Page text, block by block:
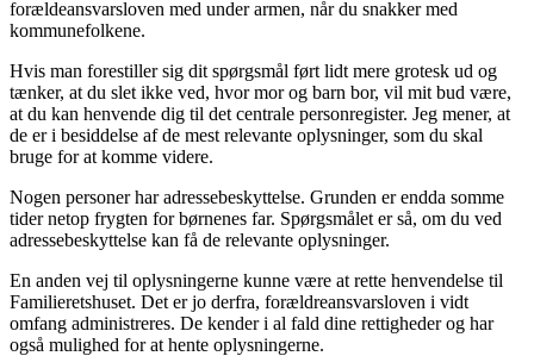
forældeansvarsloven med under armen, når du snakker med
kommunefolkene.
Hvis man forestiller sig dit spørgsmål ført lidt mere grotesk ud og
tænker, at du slet ikke ved, hvor mor og barn bor, vil mit bud være,
at du kan henvende dig til det centrale personregister. Jeg mener, at
de er i besiddelse af de mest relevante oplysninger, som du skal
bruge for at komme videre.
Nogen personer har adressebeskyttelse. Grunden er endda somme
tider netop frygten for børnenes far. Spørgsmålet er så, om du ved
adressebeskyttelse kan få de relevante oplysninger.
En anden vej til oplysningerne kunne være at rette henvendelse til
Familieretshuset. Det er jo derfra, forældreansvarsloven i vidt
omfang administreres. De kender i al fald dine rettigheder og har
også mulighed for at hente oplysningerne.